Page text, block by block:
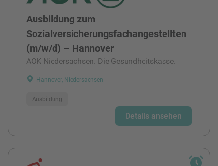
Ausbildung zum
Sozialversicherungsfachangestellten
(m/w/d) – Hannover
AOK Niedersachsen. Die Gesundheitskasse.
Hannover, Niedersachsen
Ausbildung
Details ansehen